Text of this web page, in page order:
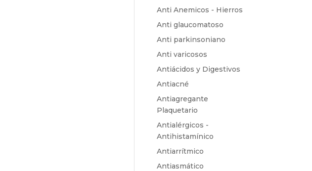
Anti Anemicos - Hierros
Anti glaucomatoso
Anti parkinsoniano
Anti varicosos
Antiácidos y Digestivos
Antiacné
Antiagregante
Plaquetario
Antialérgicos -
Antihistamínico
Antiarrítmico
Antiasmático